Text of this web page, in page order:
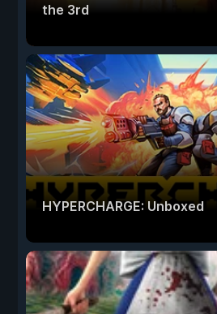
the 3rd
HYPERCHARGE: Unboxed